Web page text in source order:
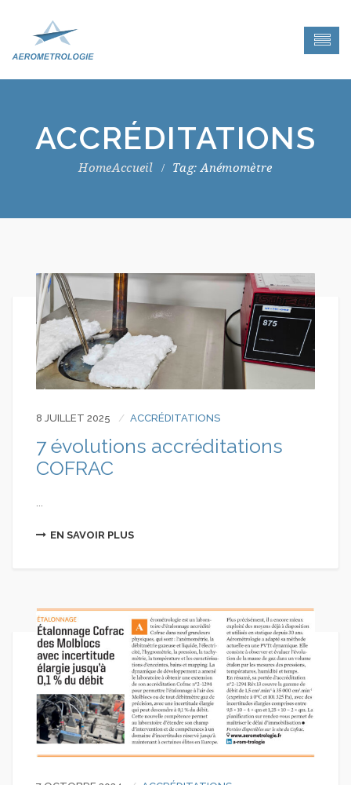
ACCRÉDITATIONS
Accueil Tag: Anémomètre
8 JUILLET 2025 ACCRÉDITATIONS
7 évolutions accréditations
COFRAC
...
EN SAVOIR PLUS